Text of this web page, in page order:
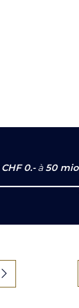
CHF 0.- à50 mio